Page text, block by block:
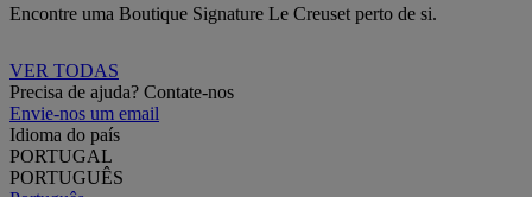
Encontre uma Boutique Signature Le Creuset perto de si.
VER TODAS
Precisa de ajuda? Contate-nos
Envie-nos um email
Idioma do país
PORTUGAL
PORTUGUÊS